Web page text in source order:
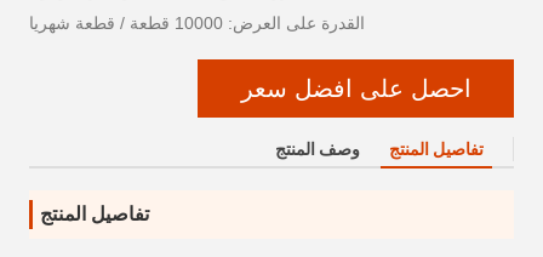
القدرة على العرض: 10000 قطعة / قطعة شهريا
احصل على افضل سعر
تفاصيل المنتج وصف المنتج
تفاصيل المنتج